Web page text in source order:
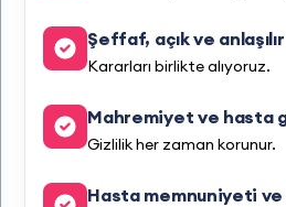
Şeffaf, açık ve
Kararları birlikte alıyoruz.
Mahremiyet ve hasta
Gizlilik her zaman korunur.
Hasta memnuniyeti